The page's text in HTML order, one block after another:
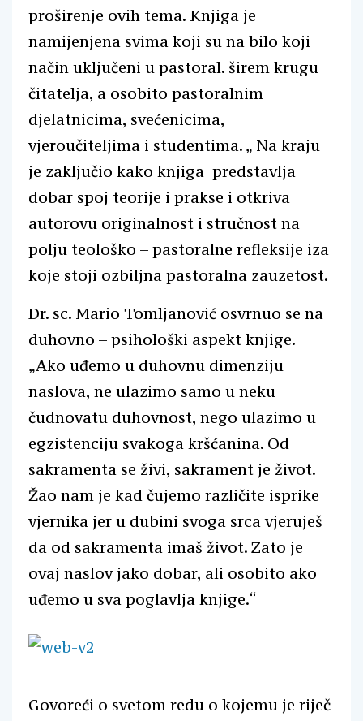
proširenje ovih tema. Knjiga je
namijenjena svima koji su na bilo koji
način uključeni u pastoral. širem krugu
čitatelja, a osobito pastoralnim
djelatnicima, svećenicima,
vjeroučiteljima i studentima. „ Na kraju
je zaključio kako knjiga predstavlja
dobar spoj teorije i prakse i otkriva
autorovu originalnost i stručnost na
polju teološko – pastoralne refleksije iza
koje stoji ozbiljna pastoralna zauzetost.
Dr. sc. Mario Tomljanović osvrnuo se na
duhovno – psihološki aspekt knjige.
„Ako uđemo u duhovnu dimenziju
naslova, ne ulazimo samo u neku
čudnovatu duhovnost, nego ulazimo u
egzistenciju svakoga kršćanina. Od
sakramenta se živi, sakrament je život.
Žao nam je kad čujemo različite isprike
vjernika jer u dubini svoga srca vjeruješ
da od sakramenta imaš život. Zato je
ovaj naslov jako dobar, ali osobito ako
uđemo u sva poglavlja knjige.“
Govoreći o svetom redu o kojemu je riječ